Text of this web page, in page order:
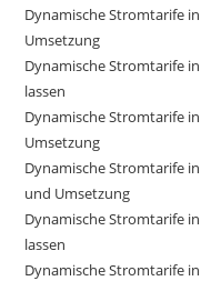
Dynamische Stromtarife
Umsetzung
Dynamische Stromtarife
lassen
Dynamische Stromtarife
Umsetzung
Dynamische Stromtarife
und Umsetzung
Dynamische Stromtarife
lassen
Dynamische Stromtarife